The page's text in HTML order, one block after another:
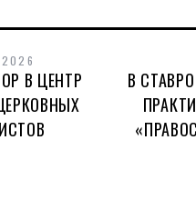
В ЦЕНТР
В